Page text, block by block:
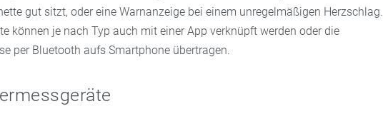
gut sitzt, oder eine Warnanzeige bei einem unregelmäßigen Herzschlag.
können je nach Typ auch mit einer App verknüpft werden oder die
per Bluetooth aufs Smartphone übertragen.